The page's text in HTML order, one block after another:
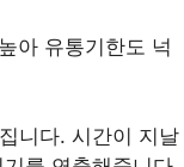
아 유통기한도 넉
니다. 시간이 지날